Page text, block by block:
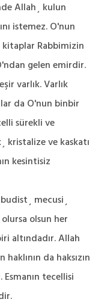
Allah¸ kulun
istemez. O'nun
kitaplar Rabbimizin
gelen emirdir.
varlık. Varlık
da O'nun binbir
sürekli ve
kristalize ve kaskatı
kesintisiz
mecusi¸
olsun her
altındadır. Allah
da haksızın
tecellisi